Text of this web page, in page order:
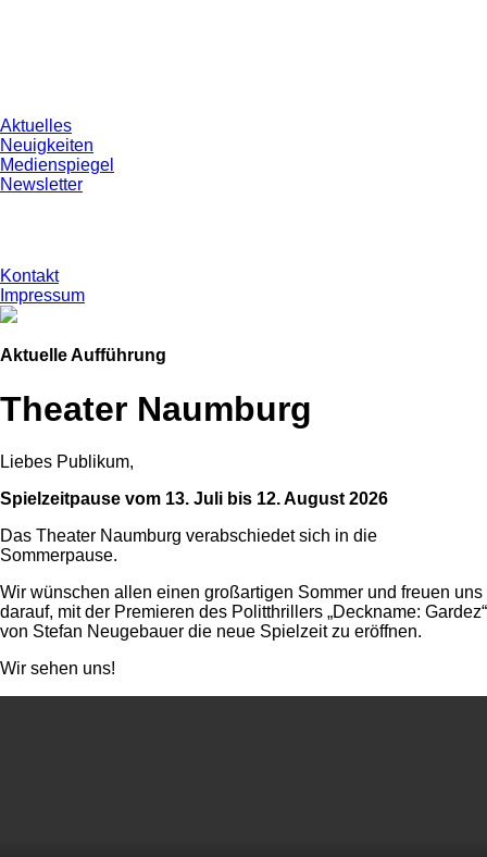
Aktuelles
Neuigkeiten
Medienspiegel
Newsletter
Kontakt
Impressum
Aktuelle Aufführung
Theater Naumburg
Liebes Publikum,
Spielzeitpause vom 13. Juli bis 12. August 2026
Das Theater Naumburg verabschiedet sich in die
Sommerpause.
Wir wünschen allen einen großartigen Sommer und freuen uns
darauf, mit der Premieren des Politthrillers „Deckname: Gardez“
von Stefan Neugebauer die neue Spielzeit zu eröffnen.
Wir sehen uns!